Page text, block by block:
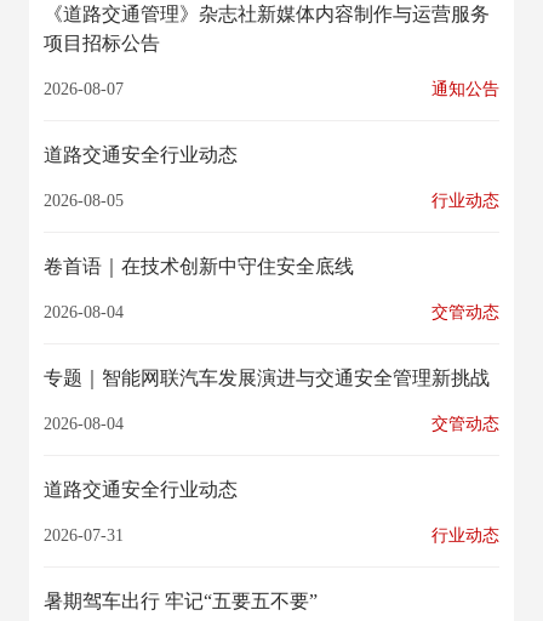
《道路交通管理》杂志社新媒体内容制作与运营服务
项目招标公告
2026-08-07 通知公告
道路交通安全行业动态
2026-08-05 行业动态
卷首语｜在技术创新中守住安全底线
2026-08-04 交管动态
专题｜​智能网联汽车发展演进与交通安全管理新挑战
2026-08-04 交管动态
道路交通安全行业动态
2026-07-31 行业动态
暑期驾车出行 牢记“五要五不要”